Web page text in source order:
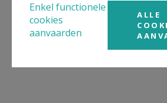
Enkel functionele
cookies
aanvaarden
ALLE